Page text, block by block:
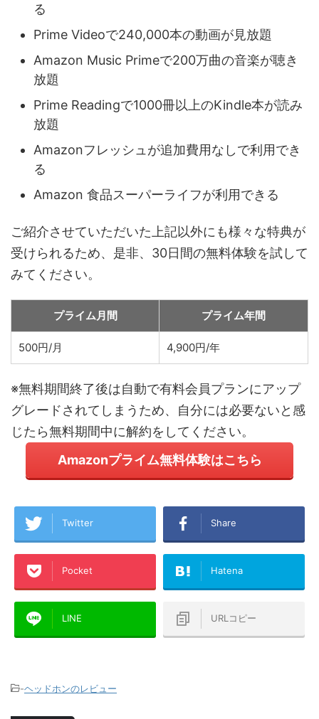
る
Prime Videoで240,000本の動画が見放題
Amazon Music Primeで200万曲の音楽が聴き
放題
Prime Readingで1000冊以上のKindle本が読み
放題
Amazonフレッシュが追加費用なしで利用でき
る
Amazon 食品スーパーライフが利用できる
ご紹介させていただいた上記以外にも様々な特典が
受けられるため、是非、30日間の無料体験を試して
みてください。
プライム月間 プライム年間
500円/月 4,900円/年
※無料期間終了後は自動で有料会員プランにアップ
グレードされてしまうため、自分には必要ないと感
じたら無料期間中に解約をしてください。
Amazonプライム無料体験はこちら
Twitter Share
Pocket Hatena
LINE URLコピー
-ヘッドホンのレビュー